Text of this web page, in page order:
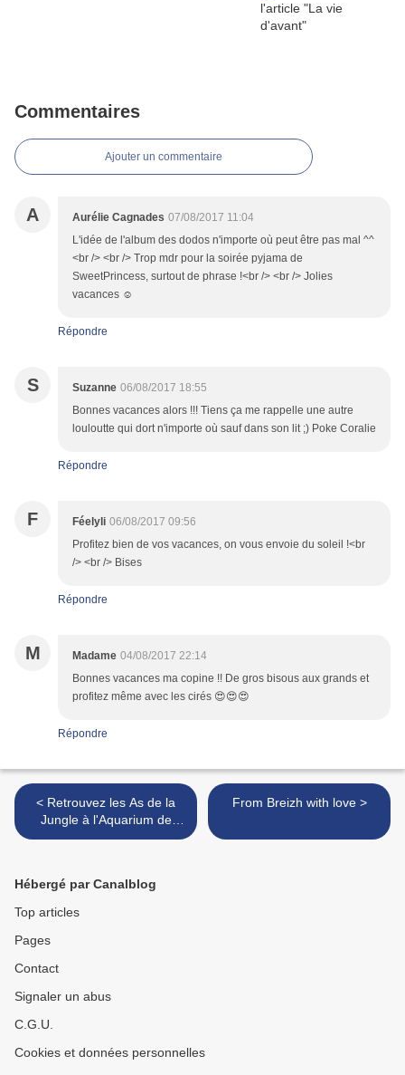
Commentaires
Ajouter un commentaire
A Aurélie Cagnades 07/08/2017 11:04
L'idée de l'album des dodos n'importe où peut être pas mal ^^
<br /> <br /> Trop mdr pour la soirée pyjama de
SweetPrincess, surtout de phrase !<br /> <br /> Jolies
vacances ☺
Répondre
S Suzanne 06/08/2017 18:55
Bonnes vacances alors !!! Tiens ça me rappelle une autre
louloutte qui dort n'importe où sauf dans son lit ;) Poke Coralie
Répondre
F Féelyli 06/08/2017 09:56
Profitez bien de vos vacances, on vous envoie du soleil !<br
/> <br /> Bises
Répondre
M Madame 04/08/2017 22:14
Bonnes vacances ma copine !! De gros bisous aux grands et
profitez même avec les cirés 😍😍😍
Répondre
< Retrouvez les As de la
Jungle à l'Aquarium de
Paris jusqu'au 3 septembre
From Breizh with love >
Hébergé par Canalblog
Top articles
Pages
Contact
Signaler un abus
C.G.U.
Cookies et données personnelles